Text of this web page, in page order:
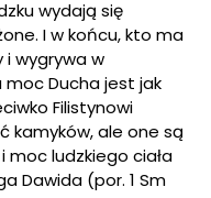
wydają się
I w końcu, kto ma
i wygrywa w
moc Ducha jest jak
Filistynowi
kamyków, ale one są
ludzkiego ciała
Dawida (por. 1 Sm